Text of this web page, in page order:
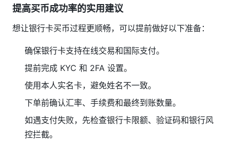
提高买币成功率的实用建议
想让银行卡买币过程更顺畅，可以提前做好以下准备：
确保银行卡支持在线交易和国际支付。
提前完成 KYC 和 2FA 设置。
使用本人实名卡，避免姓名不一致。
下单前确认汇率、手续费和最终到账数量。
如遇支付失败，先检查银行卡限额、验证码和银行风
控拦截。